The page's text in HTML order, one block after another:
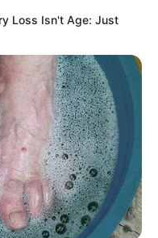
Nord, bei dem es
Fürst Pückler
545 ha gestaltete
Pückler-Muskau in Bad
der durch
auf der
steht.
Loss Isn't Age: Just